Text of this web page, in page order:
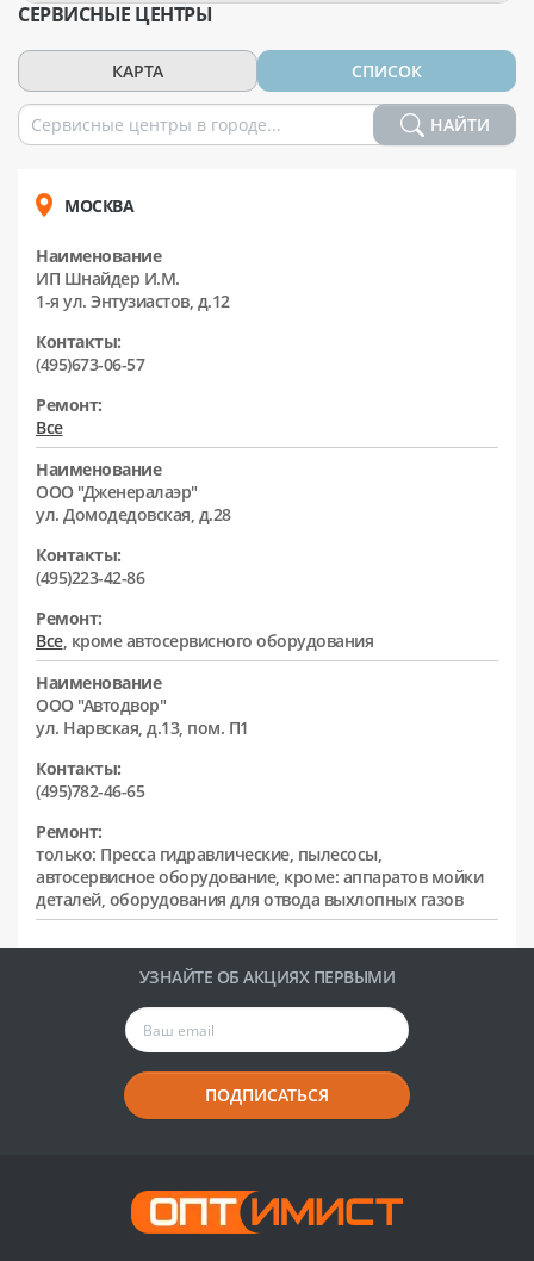
СЕРВИСНЫЕ ЦЕНТРЫ
КАРТА СПИСОК
НАЙТИ
МОСКВА
Наименование
ИП Шнайдер И.М.
1-я ул. Энтузиастов, д.12
Контакты:
(495)673-06-57
Ремонт:
Все
Наименование
ООО "Дженералаэр"
ул. Домодедовская, д.28
Контакты:
(495)223-42-86
Ремонт:
Все, кроме автосервисного оборудования
Наименование
ООО "Автодвор"
ул. Нарвская, д.13, пом. П1
Контакты:
(495)782-46-65
Ремонт:
только: Пресса гидравлические, пылесосы,
автосервисное оборудование, кроме: аппаратов мойки
деталей, оборудования для отвода выхлопных газов
УЗНАЙТЕ ОБ АКЦИЯХ ПЕРВЫМИ
ПОДПИСАТЬСЯ